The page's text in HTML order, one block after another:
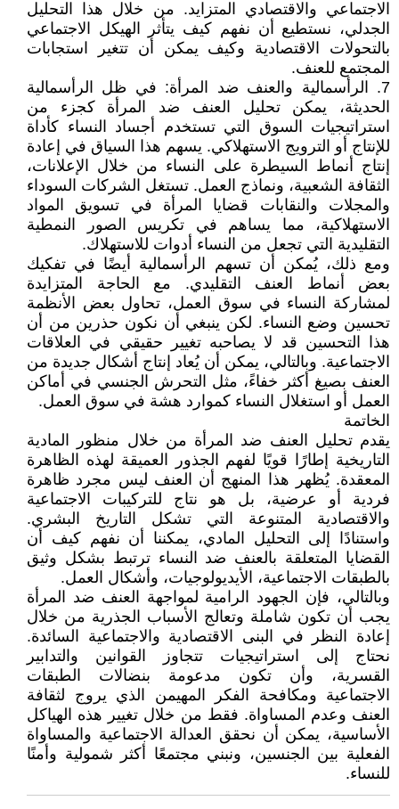
الاجتماعي والاقتصادي المتزايد. من خلال هذا التحليل
الجدلي، نستطيع أن نفهم كيف يتأثر الهيكل الاجتماعي
بالتحولات الاقتصادية وكيف يمكن أن تتغير استجابات
المجتمع للعنف.
7. الرأسمالية والعنف ضد المرأة: في ظل الرأسمالية
الحديثة، يمكن تحليل العنف ضد المرأة كجزء من
استراتيجيات السوق التي تستخدم أجساد النساء كأداة
للإنتاج أو الترويج الاستهلاكي. يسهم هذا السياق في إعادة
إنتاج أنماط السيطرة على النساء من خلال الإعلانات،
الثقافة الشعبية، ونماذج العمل. تستغل الشركات السوداء
والمجلات والنقابات قضايا المرأة في تسويق المواد
الاستهلاكية، مما يساهم في تكريس الصور النمطية
التقليدية التي تجعل من النساء أدوات للاستهلاك.
ومع ذلك، يُمكن أن تسهم الرأسمالية أيضًا في تفكيك
بعض أنماط العنف التقليدي. مع الحاجة المتزايدة
لمشاركة النساء في سوق العمل، تحاول بعض الأنظمة
تحسين وضع النساء. لكن ينبغي أن نكون حذرين من أن
هذا التحسين قد لا يصاحبه تغيير حقيقي في العلاقات
الاجتماعية. وبالتالي، يمكن أن يُعاد إنتاج أشكال جديدة من
العنف بصيغ أكثر خفاءً، مثل التحرش الجنسي في أماكن
العمل أو استغلال النساء كموارد هشة في سوق العمل.
الخاتمة
يقدم تحليل العنف ضد المرأة من خلال منظور المادية
التاريخية إطارًا قويًا لفهم الجذور العميقة لهذه الظاهرة
المعقدة. يُظهر هذا المنهج أن العنف ليس مجرد ظاهرة
فردية أو عرضية، بل هو نتاج للتركيبات الاجتماعية
والاقتصادية المتنوعة التي تشكل التاريخ البشري.
واستنادًا إلى التحليل المادي، يمكننا أن نفهم كيف أن
القضايا المتعلقة بالعنف ضد النساء ترتبط بشكل وثيق
بالطبقات الاجتماعية، الأيديولوجيات، وأشكال العمل.
وبالتالي، فإن الجهود الرامية لمواجهة العنف ضد المرأة
يجب أن تكون شاملة وتعالج الأسباب الجذرية من خلال
إعادة النظر في البنى الاقتصادية والاجتماعية السائدة.
نحتاج إلى استراتيجيات تتجاوز القوانين والتدابير
القسرية، وأن تكون مدعومة بنضالات الطبقات
الاجتماعية ومكافحة الفكر المهيمن الذي يروج لثقافة
العنف وعدم المساواة. فقط من خلال تغيير هذه الهياكل
الأساسية، يمكن أن نحقق العدالة الاجتماعية والمساواة
الفعلية بين الجنسين، ونبني مجتمعًا أكثر شمولية وأمنًا
للنساء.